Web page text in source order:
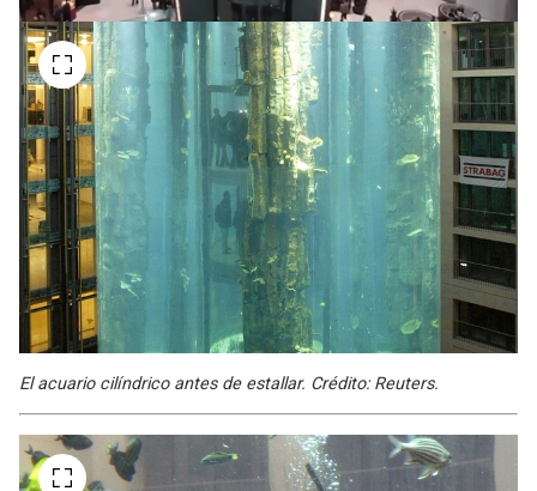
El acuario cilíndrico antes de estallar. Crédito: Reuters.